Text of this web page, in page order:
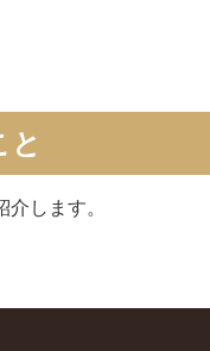
と
します。